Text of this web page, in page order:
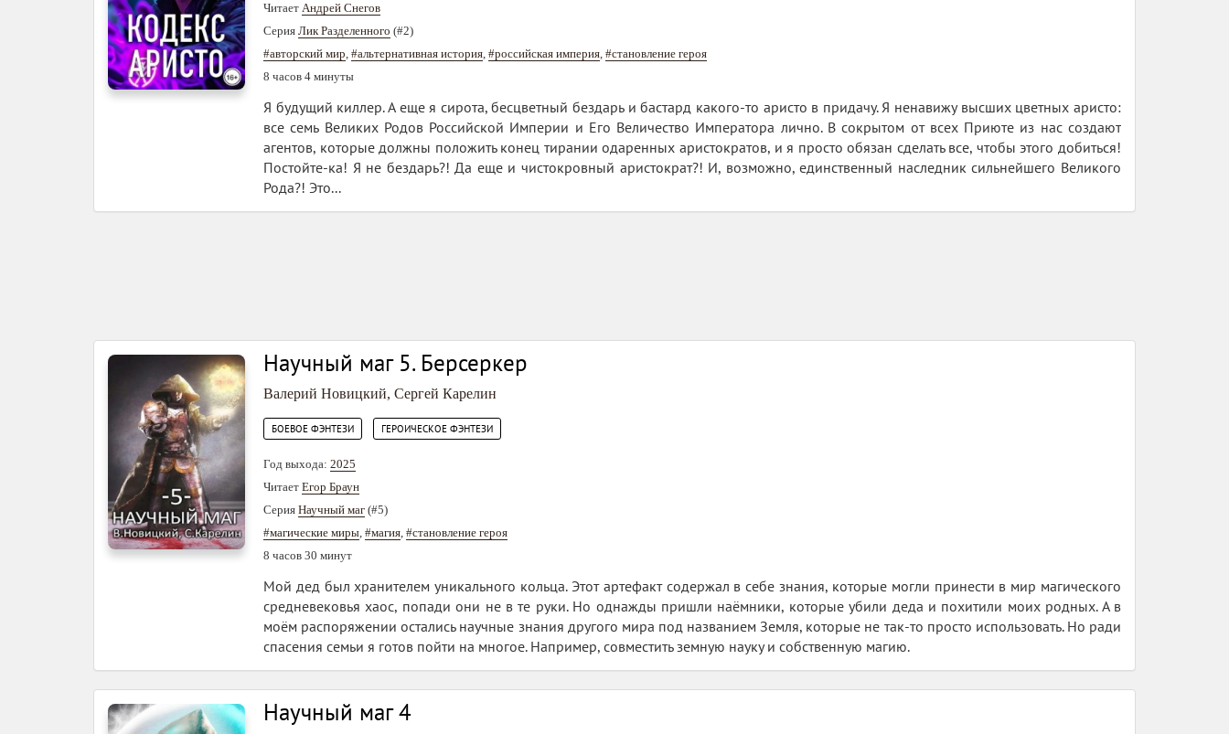
Читает Андрей Снегов
Серия Лик Разделенного (#2)
#авторский мир, #альтернативная история, #российская империя, #становление героя
8 часов 4 минуты
Я будущий киллер. А еще я сирота, бесцветный бездарь и бастард какого-то аристо в придачу. Я ненавижу высших цветных аристо:
все семь Великих Родов Российской Империи и Его Величество Императора лично. В сокрытом от всех Приюте из нас создают
агентов, которые должны положить конец тирании одаренных аристократов, и я просто обязан сделать все, чтобы этого добиться!
Постойте-ка! Я не бездарь?! Да еще и чистокровный аристократ?! И, возможно, единственный наследник сильнейшего Великого
Рода?! Это...
Научный маг 5. Берсеркер
Валерий Новицкий, Сергей Карелин
БОЕВОЕ ФЭНТЕЗИ ГЕРОИЧЕСКОЕ ФЭНТЕЗИ
Год выхода: 2025
Читает Егор Браун
Серия Научный маг (#5)
#магические миры, #магия, #становление героя
8 часов 30 минут
Мой дед был хранителем уникального кольца. Этот артефакт содержал в себе знания, которые могли принести в мир магического
средневековья хаос, попади они не в те руки. Но однажды пришли наёмники, которые убили деда и похитили моих родных. А в
моём распоряжении остались научные знания другого мира под названием Земля, которые не так-то просто использовать. Но ради
спасения семьи я готов пойти на многое. Например, совместить земную науку и собственную магию.
Научный маг 4